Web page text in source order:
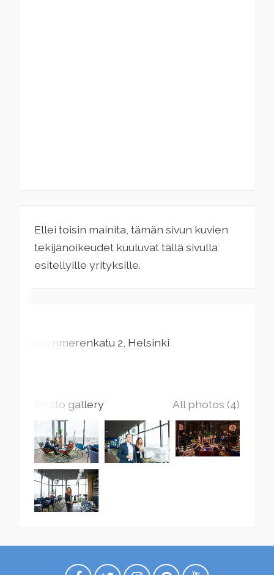
Ellei toisin mainita, tämän sivun kuvien
tekijänoikeudet kuuluvat tällä sivulla
esitellyille yrityksille.
Tyynenmerenkatu 2 Helsinki
Photo gallery All photos (4)